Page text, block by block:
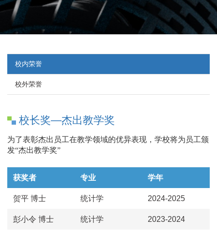
校内荣誉
校外荣誉
校长奖—杰出教学奖
为了表彰杰出员工在教学领域的优异表现，学校将为员工颁
发“杰出教学奖”
获奖者 专业 学年
贺平 博士 统计学 2024-2025
彭小令 博士 统计学 2023-2024